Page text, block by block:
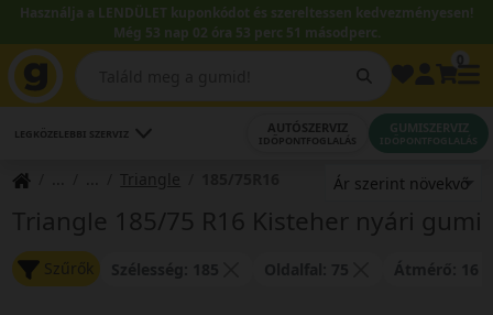
Használja a LENDÜLET kuponkódot és szereltessen kedvezményesen!
Még 53 nap 02 óra 53 perc 51 másodperc.
LEGKÖZELEBBI SZERVIZ AUTÓSZERVIZ
IDŐPONTFOGLALÁS
GUMISZERVIZ
IDŐPONTFOGLALÁS
Triangle
Triangle 185/75 R16 Kisteher nyári gumi
Szűrők